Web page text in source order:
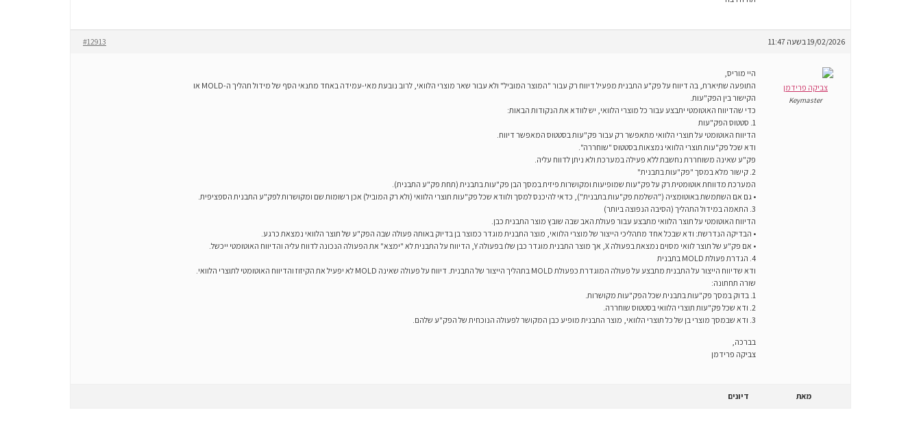
19/02/2026 בשעה 11:47 #12913
צביקה פרידמן
Keymaster
היי מוריס,
התופעה שתיארת, בה דיווח על פק"ע התבנית מפעיל דיווח רק עבור "המוצר המוביל" ולא עבור שאר מוצרי הלוואי, לרוב נובעת מאי-עמידה באחד מתנאי הסף של מידול תהליך ה-MOLD או
הקישור בין הפק"עות.
כדי שהדיווח האוטומטי יתבצע עבור כל מוצרי הלוואי, יש לוודא את הנקודות הבאות:
1. סטטוס הפק"עות
הדיווח האוטומטי על תוצרי הלוואי מתאפשר רק עבור פק"עות בסטטוס המאפשר דיווח.
ודא שכל פק"עות תוצרי הלוואי נמצאות בסטטוס "שוחררה".
פק"ע שאינה משוחררת נחשבת ללא פעילה במערכת ולא ניתן לדווח עליה.
2. קישור מלא במסך "פק"עות בתבנית"
המערכת מדווחת אוטומטית רק על פק"עות שמופיעות ומקושרות פיזית במסך הבן פק"עות בתבנית (תחת פק"ע התבנית).
• גם אם השתמשת באוטומציה ("השלמת פק"עות בתבנית"), כדאי להיכנס למסך ולוודא שכל פק"עות תוצרי הלוואי (ולא רק המוביל) אכן רשומות שם ומקושרות לפק"ע התבנית הספציפית.
3. התאמה במידול התהליך (הסיבה הנפוצה ביותר)
הדיווח האוטומטי על תוצר הלוואי מתבצע עבור פעולת האב שבה שובץ מוצר התבנית כבן.
• הבדיקה הנדרשת: ודא שבכל אחד מתהליכי הייצור של מוצרי הלוואי, מוצר התבנית מוגדר כמוצר בן בדיוק באותה פעולה שבה הפק"ע של תוצר הלוואי נמצאת כרגע.
• אם פק"ע של תוצר לוואי מסוים נמצאת בפעולה X, אך מוצר התבנית מוגדר כבן שלו בפעולה Y, הדיווח על התבנית לא "ימצא" את הפעולה הנכונה לדווח עליה והדיווח האוטומטי ייכשל.
4. הגדרת פעולת MOLD בתבנית
ודא שדיווח הייצור על התבנית מתבצע על פעולה המוגדרת כפעולת MOLD בתהליך הייצור של התבנית. דיווח על פעולה שאינה MOLD לא יפעיל את הקיזוז והדיווח האוטומטי לתוצרי הלוואי.
שורה תחתונה:
1. בדוק במסך פק"עות בתבנית שכל הפק"עות מקושרות.
2. ודא שכל פק"עות תוצרי הלוואי בסטטוס שוחררה.
3. ודא שבמסך מוצרי בן של כל תוצרי הלוואי, מוצר התבנית מופיע כבן המקושר לפעולה הנוכחית של הפק"ע שלהם.
בברכה,
צביקה פרידמן
מאת דיונים